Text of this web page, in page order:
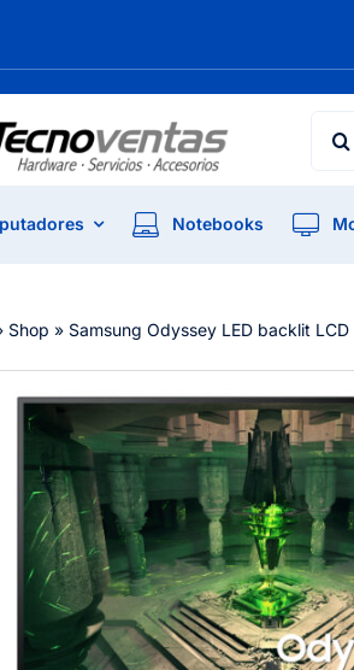
Notebooks
Shop » Samsung Odyssey LED backlit